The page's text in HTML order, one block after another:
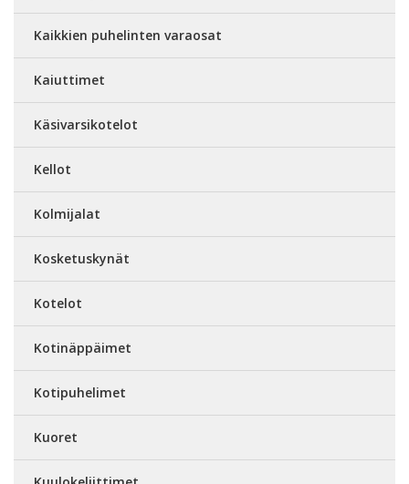
Kaikkien puhelinten varaosat
Kaiuttimet
Käsivarsikotelot
Kellot
Kolmijalat
Kosketuskynät
Kotelot
Kotinäppäimet
Kotipuhelimet
Kuoret